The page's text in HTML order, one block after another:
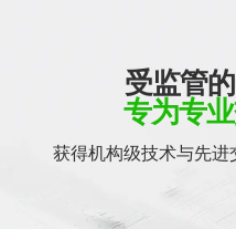
受监管
专为专
获得机构级技术与先进